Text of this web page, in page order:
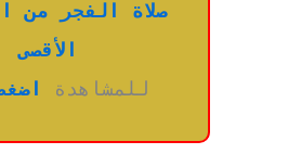
الأقصى
للمشاهدة